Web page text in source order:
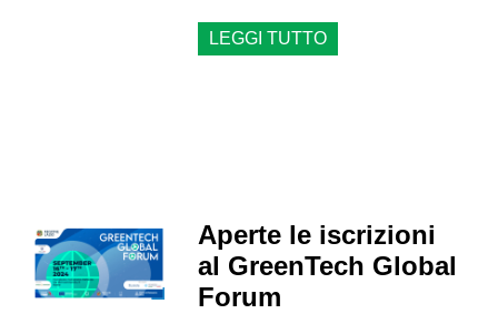
LEGGI TUTTO
Aperte le iscrizioni
al GreenTech Global
Forum